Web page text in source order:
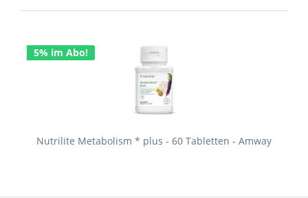
5% im Abo!
Nutrilite Metabolism * plus - 60 Tabletten - Amway